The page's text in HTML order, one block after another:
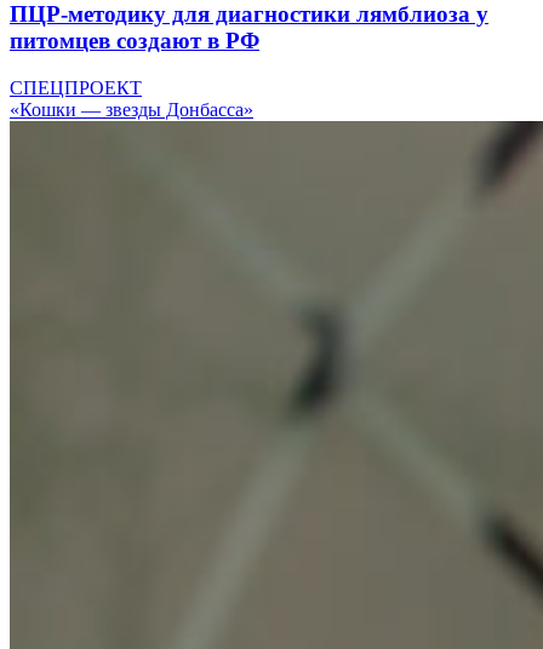
ПЦР-методику для диагностики лямблиоза у
питомцев создают в РФ
СПЕЦПРОЕКТ
«Кошки — звезды Донбасса»